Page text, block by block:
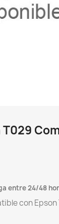
entre 24/48
con Epson